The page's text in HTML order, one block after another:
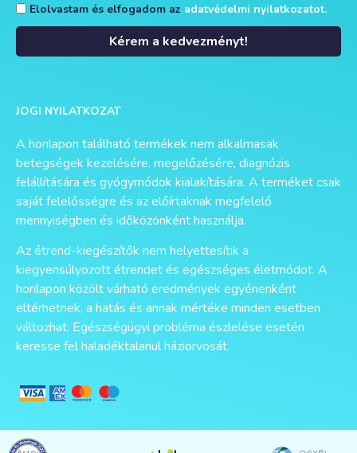
Elolvastam és elfogadom az adatvédelmi nyilatkozatot.
Kérem a kedvezményt!
JOGI NYILATKOZAT
A honlapon található termékek nem alkalmasak
betegségek kezelésére, megelőzésére, diagnózis
felállítására és gyógymódok kialakítására. A terméket csak
saját felelősségre és az előírtaknak megfelelő
mennyiségben és időközönként használja.
Az étrend-kiegészítők nem helyettesítik a
kiegyensúlyozott étrendet és egészséges életmódot. A
honlapon közölt várható eredmények egyénenként
eltérhetnek, a hatás és annak mértéke minden esetben
változhat. Egészségügyi probléma észlelése esetén
keresse fel haladéktalanul háziorvosát.